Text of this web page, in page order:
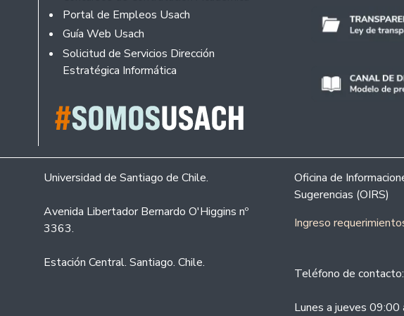
Portal de Empleos Usach
Guía Web Usach
Solicitud de Servicios Dirección
Estratégica Informática
Universidad de Santiago de Chile.
Avenida Libertador Bernardo O'Higgins nº
3363.
Estación Central. Santiago. Chile.
Oficina de
Sugerencias (OIRS)
Ingreso
Teléfono de
Lunes a jueves 09:00